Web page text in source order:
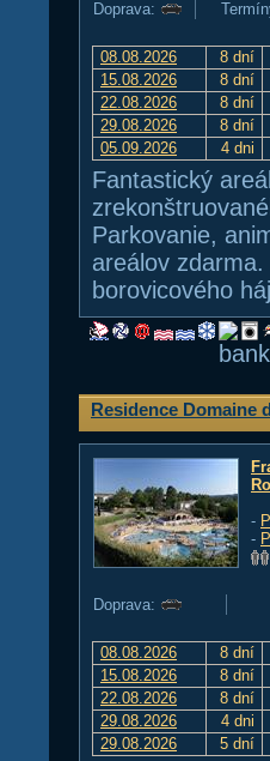
Doprava:
08.08.2026 8 dní
15.08.2026
8 dní
22.08.2026
8 dní
29.08.2026
8 dní
05.09.2026
4 dni
Fantastický
Parkovanie,
areálov
borovicového
Residence Domaine
-
-
Doprava:
08.08.2026 8 dní
15.08.2026
8 dní
22.08.2026
8 dní
29.08.2026
4 dni
29.08.2026
5 dní